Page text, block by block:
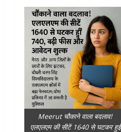
Meerut चौकाने वाला बदलाव!
एलएलएम की सीटें 1640 से घटकर हुईं